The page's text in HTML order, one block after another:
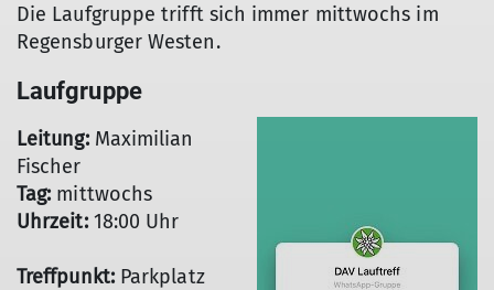
Die Laufgruppe trifft sich immer mittwochs im
Regensburger Westen.
Laufgruppe
Leitung: Maximilian
Fischer
Tag: mittwochs
Uhrzeit: 18:00 Uhr
Treffpunkt: Parkplatz